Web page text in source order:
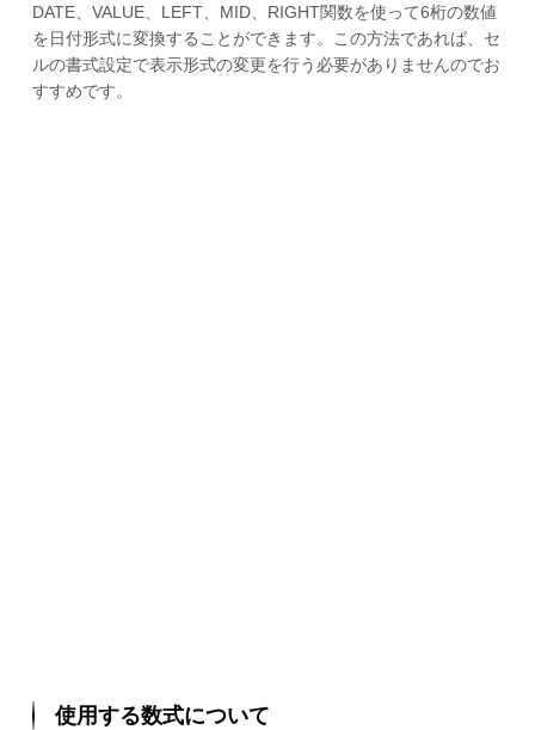
DATE、VALUE、LEFT、MID、RIGHT関数を使って6桁の数値
を日付形式に変換することができます。この方法であれば、セ
ルの書式設定で表示形式の変更を行う必要がありませんのでお
すすめです。
使用する数式について